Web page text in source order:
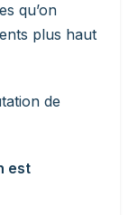
qu’on
plus haut
de
est